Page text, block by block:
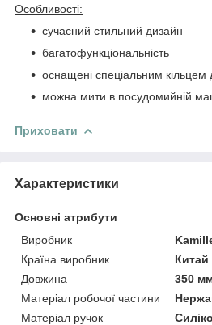
Особливості:
сучасний стильний дизайн
багатофункціональність
оснащені спеціальним кільцем
можна мити в посудомийній
Приховати
Характеристики
Основні атрибути
Виробник
Країна виробник
Китай
Довжина
350
Матеріал робочої частини
Матеріал ручок